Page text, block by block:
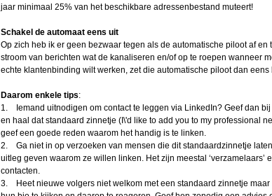
jaar minimaal 25% van het beschikbare adressenbestand muteert!
Schakel de automaat eens uit
Op zich heb ik er geen bezwaar tegen als de automatische piloot af en
stroom van berichten wat de kanaliseren en/of op te roepen wanneer
echte klantenbinding wilt werken, zet die automatische piloot dan
Daarom enkele tips:
1. Iemand uitnodigen om contact te leggen via LinkedIn? Geef dan
en haal dat standaard zinnetje (I\'d like to add you to my professional
geef een goede reden waarom het handig is te linken.
2. Ga niet in op verzoeken van mensen die dit standaardzinnetje
uitleg geven waarom ze willen linken. Het zijn meestal ‘verzamelaars’
contacten.
3. Heet nieuwe volgers niet welkom met een standaard zinnetje maar